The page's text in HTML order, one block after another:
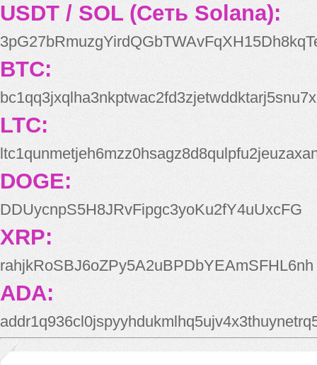
USDT / SOL (Сеть Solana):
BTC:
bc1qq3jxqlha3nkptwac2fd3zjetwddktarj5snu7x
LTC:
DOGE:
DDUycnpS5H8JRvFipgc3yoKu2fY4uUxcFG
XRP:
rahjkRoSBJ6oZPy5A2uBPDbYEAmSFHL6nh
ADA: